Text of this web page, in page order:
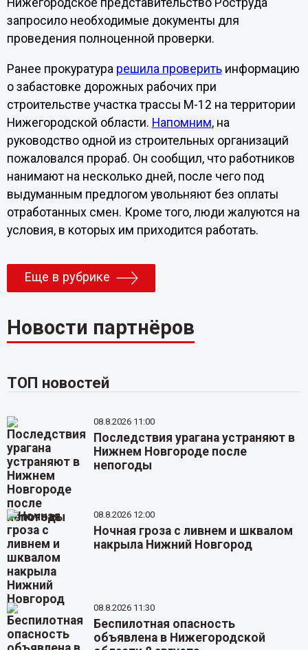
Нижегородское представительство Роструда
запросило необходимые документы для
проведения полноценной проверки.
Ранее прокуратура решила проверитьинформацию
о забастовке дорожных рабочих при
строительстве участка трассы М-12 на территории
Нижегородской области. Напомним, на
руководство одной из строительных организаций
пожаловался прораб. Он сообщил, что работников
нанимают на несколько дней, после чего под
выдуманным предлогом увольняют без оплаты
отработанных смен. Кроме того, люди жалуются на
условия, в которых им приходится работать.
Еще в рубрике
Новости партнёров
ТОП новостей
08.8.2026 11:00
Последствия урагана устраняют в
Нижнем Новгороде после
непогоды
08.8.2026 12:00
Ночная гроза с ливнем и шквалом
накрыла Нижний Новгород
08.8.2026 11:30
Беспилотная опасность
объявлена в Нижегородской